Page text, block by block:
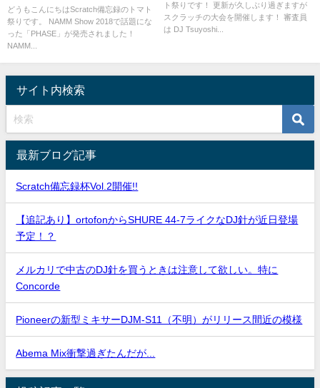
どうもこんにちはScratch備忘録のトマト
祭りです。 NAMM Show 2018で話題にな
った「PHASE」が発売されました！
NAMM...
ト祭りです！ 更新が久しぶり過ぎますが
スクラッチの大会を開催します！ 審査員
は DJ Tsuyoshi...
サイト内検索
最新ブログ記事
Scratch備忘録杯Vol.2開催!!
【追記あり】ortofonからSHURE 44-7ライクなDJ針が近日登場
予定！？
メルカリで中古のDJ針を買うときは注意して欲しい。特に
Concorde
Pioneerの新型ミキサーDJM-S11（不明）がリリース間近の模様
Abema Mix衝撃過ぎたんだが...